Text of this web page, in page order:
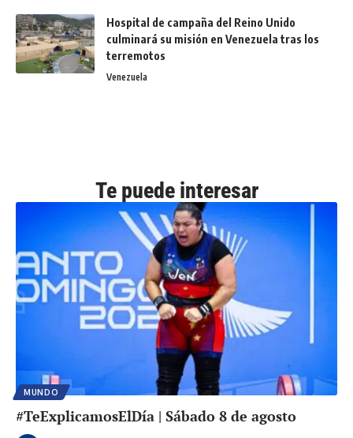
Hospital de campaña del Reino Unido
culminará su misión en Venezuela tras los
terremotos
Venezuela
Te puede interesar
MUNDO
#TeExplicamosElDía | Sábado 8 de agosto